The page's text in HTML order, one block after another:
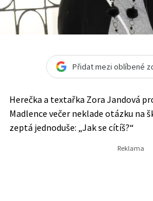
Přidat mezi oblíbené
Herečka a textařka Zora Jandová
Madlence večer neklade otázku na
zeptá jednoduše: „Jak se cítíš?“